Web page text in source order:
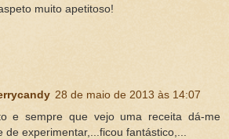
muito apetitoso!
28 de maio de 2013 às 14:07
e sempre que vejo uma receita dá-me
de experimentar,...ficou fantástico,...